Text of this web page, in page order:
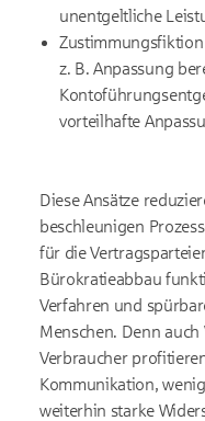
unentgeltliche
z. B. Anpassung
vorteilhafte
Diese Ansätze
beschleunigen
für die
Bürokratieabbau
Verfahren und
Menschen. Denn
Verbraucher
Kommunikation,
weiterhin starke